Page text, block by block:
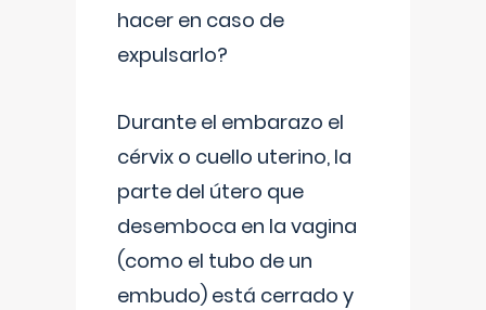
hacer en caso de
expulsarlo?
Durante el embarazo el
cérvix o cuello uterino, la
parte del útero que
desemboca en la vagina
(como el tubo de un
embudo) está cerrado y